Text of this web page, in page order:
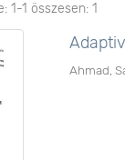
1-1 összesen: 1
Ahmad,